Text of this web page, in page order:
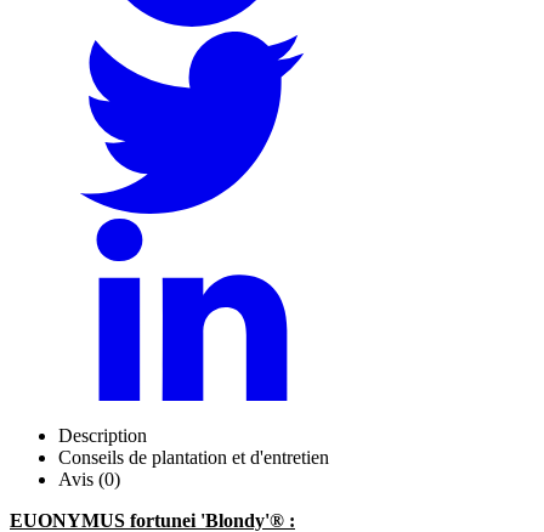
Description
Conseils de plantation et d'entretien
Avis (0)
EUONYMUS fortunei 'Blondy'® :